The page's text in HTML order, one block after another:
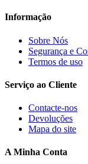
Informação
Sobre Nós
Segurança e
Termos de uso
Serviço ao Cliente
Contacte-nos
Devoluções
Mapa do site
A Minha Conta